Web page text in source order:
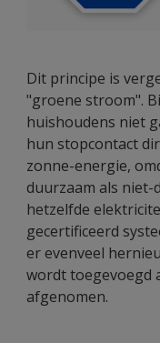
Dit principe is
"groene stroom".
huishoudens niet
hun stopcontact
zonne-energie,
duurzaam als niet-
hetzelfde
gecertificeerd
er evenveel
wordt toegevoegd
afgenomen.